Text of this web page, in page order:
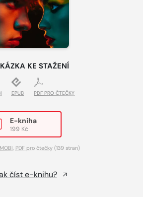
KE STAŽENÍ
EPUB PDF PRO ČTEČKY
E-kniha
199 Kč
MOBI PDF pro čtečky(139 stran)
číst e-knihu?